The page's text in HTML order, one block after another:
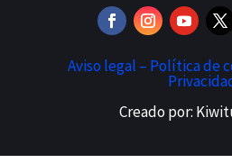
Aviso legal – Política de
Creado por: